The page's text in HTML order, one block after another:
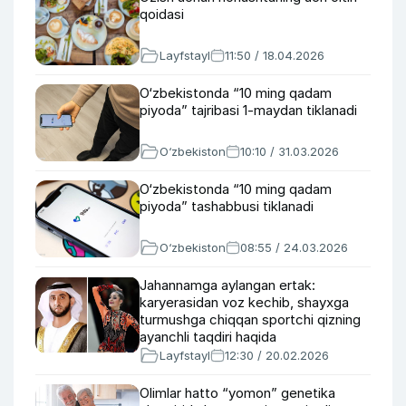
qoidasi
Layfstayl 11:50 / 18.04.2026
O‘zbekistonda “10 ming qadam
piyoda” tajribasi 1-maydan tiklanadi
O‘zbekiston 10:10 / 31.03.2026
O‘zbekistonda “10 ming qadam
piyoda” tashabbusi tiklanadi
O‘zbekiston 08:55 / 24.03.2026
Jahannamga aylangan ertak:
karyerasidan voz kechib, shayxga
turmushga chiqqan sportchi qizning
ayanchli taqdiri haqida
Layfstayl 12:30 / 20.02.2026
Olimlar hatto “yomon” genetika